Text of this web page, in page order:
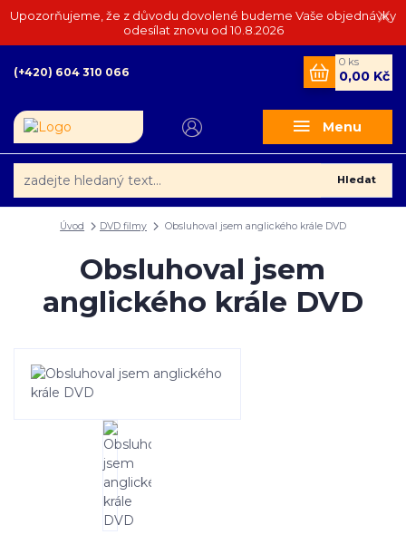
Upozorňujeme, že z důvodu dovolené budeme Vaše objednávky
odesílat znovu od 10.8.2026
Menu
Hledat
(+420) 604 310 066
0 ks
0,00 Kč
Úvod DVD filmy Obsluhoval jsem anglického krále DVD
Obsluhoval jsem
anglického krále DVD